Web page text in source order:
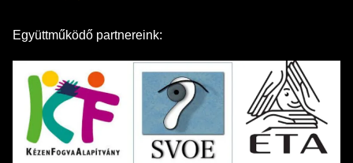
Együttműködő partnereink: